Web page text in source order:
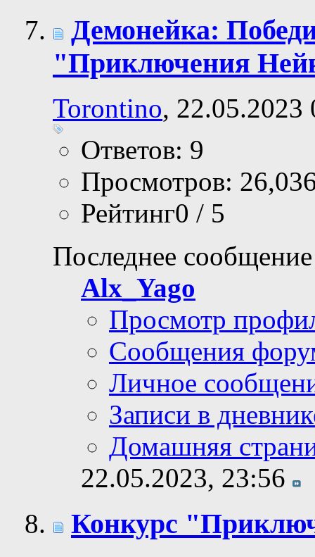
Демонейка:
"Приключения
Torontino, 22.05.2023
Ответов: 9
Просмотров:
Рейтинг0 / 5
Последнее
Alx_Yago
Просмотр
Сообщения
Личное
Записи в
Домашняя
22.05.2023, 23:56
Конкурс